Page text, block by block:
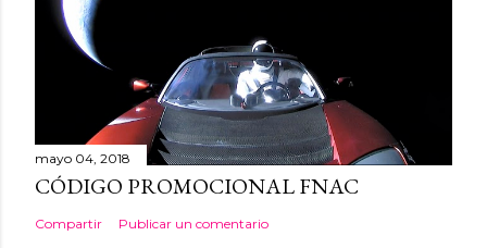
mayo 04, 2018
CÓDIGO PROMOCIONAL FNAC
Compartir Publicar un comentario